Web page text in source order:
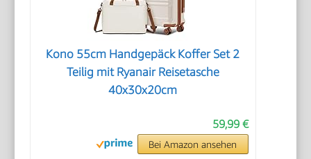
Kono 55cm Handgepäck Koffer Set 2
Teilig mit Ryanair Reisetasche
40x30x20cm
59,99 €
Bei Amazon ansehen